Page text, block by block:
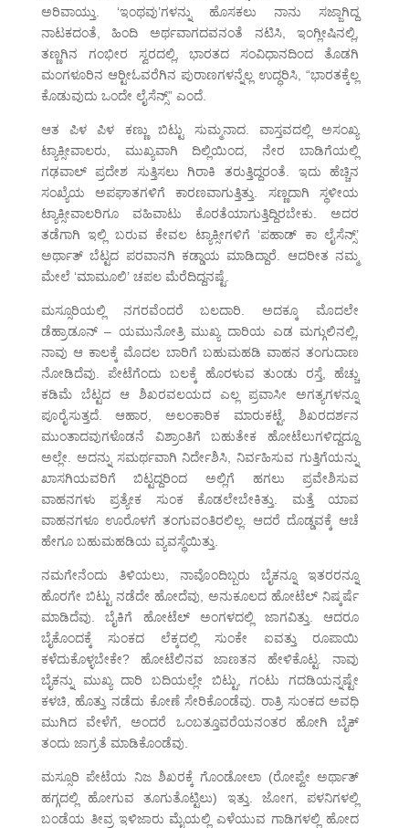
ಅರಿವಾಯ್ತು. ‘ಇಂಥವು’ಗಳನ್ನು ಹೊಸಕಲು ನಾನು ಸಜ್ಜಾಗಿದ್ದ
ನಾಟಕದಂತೆ, ಹಿಂದಿ ಅರ್ಥವಾಗದವನಂತೆ ನಟಿಸಿ, ಇಂಗ್ಲೀಷಿನಲ್ಲಿ,
ತಣ್ಣಗಿನ ಗಂಭೀರ ಸ್ವರದಲ್ಲಿ, ಭಾರತದ ಸಂವಿಧಾನದಿಂದ ತೊಡಗಿ
ಮಂಗಳೂರಿನ ಆರ್‍ಟೀಓವರೆಗಿನ ಪುರಾಣಗಳನ್ನೆಲ್ಲ ಉದ್ಧರಿಸಿ, “ಭಾರತಕ್ಕೆಲ್ಲ
ಕೊಡುವುದು ಒಂದೇ ಲೈಸೆನ್ಸ್” ಎಂದೆ.
ಆತ ಪಿಳ ಪಿಳ ಕಣ್ಣು ಬಿಟ್ಟು ಸುಮ್ಮನಾದ. ವಾಸ್ತವದಲ್ಲಿ ಅಸಂಖ್ಯ
ಟ್ಯಾಕ್ಸೀವಾಲರು, ಮುಖ್ಯವಾಗಿ ದಿಲ್ಲಿಯಿಂದ, ನೇರ ಬಾಡಿಗೆಯಲ್ಲಿ
ಗಢವಾಲ್ ಪ್ರದೇಶ ಸುತ್ತಿಸಲು ಗಿರಾಕಿ ತರುತ್ತಿದ್ದರಂತೆ. ಇದು ಹೆಚ್ಚಿನ
ಸಂಖ್ಯೆಯ ಅಪಘಾತಗಳಿಗೆ ಕಾರಣವಾಗುತ್ತಿತ್ತು. ಸಣ್ಣದಾಗಿ ಸ್ಥಳೀಯ
ಟ್ಯಾಕ್ಸೀವಾಲರಿಗೂ ವಹಿವಾಟು ಕೊರತೆಯಾಗುತ್ತಿದ್ದಿರಬೇಕು. ಅದರ
ತಡೆಗಾಗಿ ಇಲ್ಲಿ ಬರುವ ಕೇವಲ ಟ್ಯಾಕ್ಸೀಗಳಿಗೆ ‘ಪಹಾಡ್ ಕಾ ಲೈಸೆನ್ಸ್’
ಅರ್ಥಾತ್ ಬೆಟ್ಟದ ಪರವಾನಗಿ ಕಡ್ಡಾಯ ಮಾಡಿದ್ದಾರೆ. ಆದರೀತ ನಮ್ಮ
ಮೇಲೆ ‘ಮಾಮೂಲಿ’ ಚಪಲ ಮೆರೆದಿದ್ದನಷ್ಟೆ.
ಮಸ್ಸೂರಿಯಲ್ಲಿ ನಗರವೆಂದರೆ ಬಲದಾರಿ. ಅದಕ್ಕೂ ಮೊದಲೇ
ಡೆಹ್ರಾಡೂನ್ – ಯಮುನೋತ್ರಿ ಮುಖ್ಯ ದಾರಿಯ ಎಡ ಮಗ್ಗುಲಿನಲ್ಲಿ,
ನಾವು ಆ ಕಾಲಕ್ಕೆ ಮೊದಲ ಬಾರಿಗೆ ಬಹುಮಹಡಿ ವಾಹನ ತಂಗುದಾಣ
ನೋಡಿದೆವು. ಪೇಟೆಗೆಂದು ಬಲಕ್ಕೆ ಹೊರಳುವ ತುಂಡು ರಸ್ತೆ, ಹೆಚ್ಚು
ಕಡಿಮೆ ಬೆಟ್ಟದ ಆ ಶಿಖರವಲಯದ ಎಲ್ಲ ಪ್ರವಾಸೀ ಅಗತ್ಯಗಳನ್ನೂ
ಪೂರೈಸುತ್ತದೆ. ಆಹಾರ, ಅಲಂಕಾರಿಕ ಮಾರುಕಟ್ಟೆ, ಶಿಖರದರ್ಶನ
ಮುಂತಾದವುಗಳೊಡನೆ ವಿಶ್ರಾಂತಿಗೆ ಬಹುತೇಕ ಹೋಟೆಲುಗಳಿದ್ದದ್ದೂ
ಅಲ್ಲೇ. ಅದನ್ನು ಸಮರ್ಥವಾಗಿ ನಿರ್ದೇಶಿಸಿ, ನಿರ್ವಹಿಸುವ ಗುತ್ತಿಗೆಯನ್ನು
ಖಾಸಗಿಯವರಿಗೆ ಬಿಟ್ಟದ್ದರಿಂದ ಅಲ್ಲಿಗೆ ಹಗಲು ಪ್ರವೇಶಿಸುವ
ವಾಹನಗಳು ಪ್ರತ್ಯೇಕ ಸುಂಕ ಕೊಡಲೇಬೇಕಿತ್ತು. ಮತ್ತೆ ಯಾವ
ವಾಹನಗಳೂ ಊರೊಳಗೆ ತಂಗುವಂತಿರಲಿಲ್ಲ. ಆದರೆ ದೊಡ್ಡವಕ್ಕೆ ಆಚೆ
ಹೇಗೂ ಬಹುಮಹಡಿಯ ವ್ಯವಸ್ಥೆಯಿತ್ತು.
ನಮಗೇನೆಂದು ತಿಳಿಯಲು, ನಾವೊಂದಿಬ್ಬರು ಬೈಕನ್ನೂ ಇತರರನ್ನೂ
ಹೊರಗೇ ಬಿಟ್ಟು ನಡೆದೇ ಹೋದೆವು, ಅನುಕೂಲದ ಹೋಟೆಲ್ ನಿಷ್ಕರ್ಷೆ
ಮಾಡಿದೆವು. ಬೈಕಿಗೆ ಹೋಟೆಲ್ ಅಂಗಳದಲ್ಲಿ ಜಾಗವಿತ್ತು. ಆದರೂ
ಬೈಕೊಂದಕ್ಕೆ ಸುಂಕದ ಲೆಕ್ಕದಲ್ಲಿ ಸುಂಕೇ ಐವತ್ತು ರೂಪಾಯಿ
ಕಳೆದುಕೊಳ್ಳಬೇಕೇ? ಹೋಟೆಲಿನವ ಜಾಣತನ ಹೇಳಿಕೊಟ್ಟ. ನಾವು
ಬೈಕನ್ನು ಮುಖ್ಯ ದಾರಿ ಬದಿಯಲ್ಲೇ ಬಿಟ್ಟು, ಗಂಟು ಗದಡಿಯನ್ನಷ್ಟೇ
ಕಳಚಿ, ಹೊತ್ತು ನಡೆದು ಕೋಣೆ ಸೇರಿಕೊಂಡೆವು. ರಾತ್ರಿ ಸುಂಕದ ಅವಧಿ
ಮುಗಿದ ವೇಳೆಗೆ, ಅಂದರೆ ಒಂಬತ್ತೂವರೆಯನಂತರ ಹೋಗಿ ಬೈಕ್
ತಂದು ಜಾಗ್ರತೆ ಮಾಡಿಕೊಂಡೆವು.
ಮಸ್ಸೂರಿ ಪೇಟೆಯ ನಿಜ ಶಿಖರಕ್ಕೆ ಗೊಂಡೋಲಾ (ರೋಪ್ವೇ ಅರ್ಥಾತ್
ಹಗ್ಗದಲ್ಲಿ ಹೋಗುವ ತೂಗುತೊಟ್ಟಿಲು) ಇತ್ತು. ಜೋಗ, ಪಳನಿಗಳಲ್ಲಿ
ಬಂಡೆಯ ತೀವ್ರ ಇಳಿಜಾರು ಮೈಯಲ್ಲಿ ಎಳೆಯುವ ಗಾಡಿಗಳಲ್ಲಿ ಹೋದ